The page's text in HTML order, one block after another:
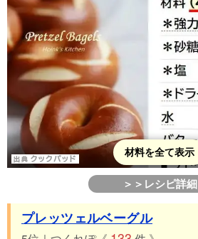
材料を全て表示
＞＞レシピ詳細
プレッツェルベーグル